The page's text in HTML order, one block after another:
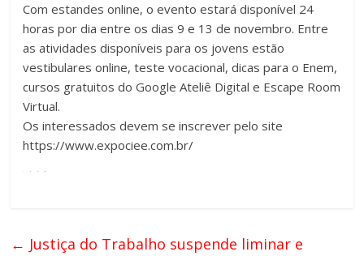
Com estandes online, o evento estará disponível 24
horas por dia entre os dias 9 e 13 de novembro. Entre
as atividades disponíveis para os jovens estão
vestibulares online, teste vocacional, dicas para o Enem,
cursos gratuitos do Google Ateliê Digital e Escape Room
Virtual.
Os interessados devem se inscrever pelo site
https://www.expociee.com.br/
← Justiça do Trabalho suspende liminar e